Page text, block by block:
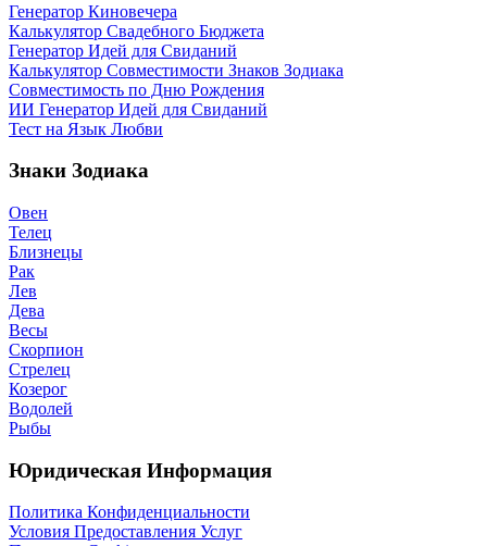
Генератор Киновечера
Калькулятор Свадебного Бюджета
Генератор Идей для Свиданий
Калькулятор Совместимости Знаков Зодиака
Совместимость по Дню Рождения
ИИ Генератор Идей для Свиданий
Тест на Язык Любви
Знаки Зодиака
Овен
Телец
Близнецы
Рак
Лев
Дева
Весы
Скорпион
Стрелец
Козерог
Водолей
Рыбы
Юридическая Информация
Политика Конфиденциальности
Условия Предоставления Услуг